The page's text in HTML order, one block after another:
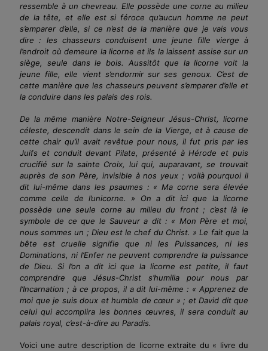
ressemble à un chevreau. Elle possède une corne au milieu
de la tête, et elle est si féroce qu’aucun homme ne peut
s’emparer d’elle, si ce n’est de la manière que je vais vous
dire : les chasseurs conduisent une jeune fille vierge à
l’endroit où demeure la licorne et ils la laissent assise sur un
siège, seule dans le bois. Aussitôt que la licorne voit la
jeune fille, elle vient s’endormir sur ses genoux. C’est de
cette manière que les chasseurs peuvent s’emparer d’elle et
la conduire dans les palais des rois.
De la même manière Notre-Seigneur Jésus-Christ, licorne
céleste, descendit dans le sein de la Vierge, et à cause de
cette chair qu’il avait revêtue pour nous, il fut pris par les
Juifs et conduit devant Pilate, présenté à Hérode et puis
crucifié sur la sainte Croix, lui qui, auparavant, se trouvait
auprès de son Père, invisible à nos yeux ; voilà pourquoi il
dit lui-même dans les psaumes : « Ma corne sera élevée
comme celle de l’unicorne. » On a dit ici que la licorne
possède une seule corne au milieu du front ; c’est là le
symbole de ce que le Sauveur a dit : « Mon Père et moi,
nous sommes un ; Dieu est le chef du Christ. » Le fait que la
bête est cruelle signifie que ni les Puissances, ni les
Dominations, ni l’Enfer ne peuvent comprendre la puissance
de Dieu. Si l’on a dit ici que la licorne est petite, il faut
comprendre que Jésus-Christ s’humilia pour nous par
l’Incarnation ; à ce propos, il a dit lui-même : « Apprenez de
moi que je suis doux et humble de cœur » ; et David dit que
celui qui accomplira les bonnesœuvres, il sera conduit au
palais royal, c’est-à-dire au Paradis.
Voici une autre description de licorne extraite du « livre du